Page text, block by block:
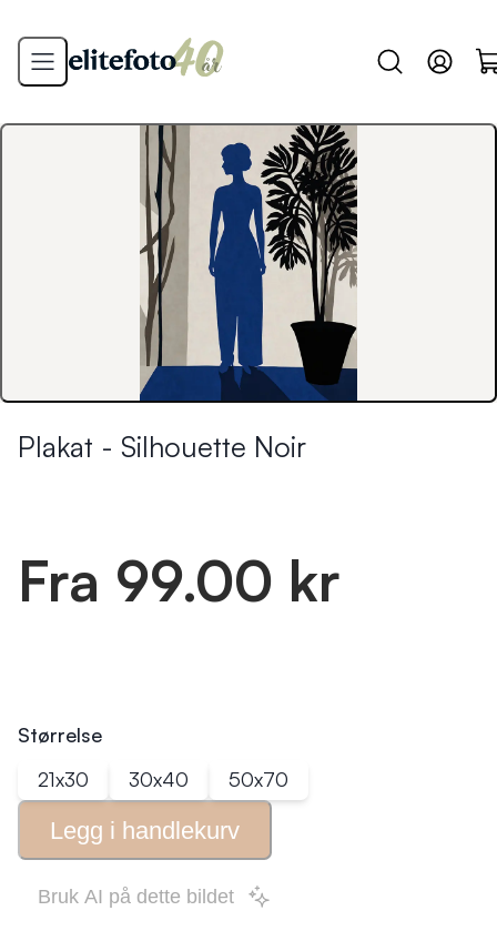
Plakat - Silhouette Noir
Fra 99.00 kr
Størrelse
21x30
30x40 50x70
Legg i handlekurv
Bruk AI på dette bildet